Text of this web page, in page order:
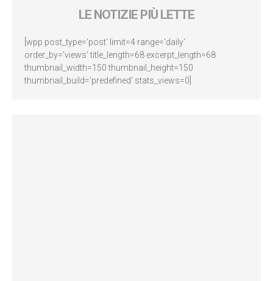
LE NOTIZIE PIÙ LETTE
[wpp post_type='post' limit=4 range='daily'
order_by='views' title_length=68 excerpt_length=68
thumbnail_width=150 thumbnail_height=150
thumbnail_build='predefined' stats_views=0]